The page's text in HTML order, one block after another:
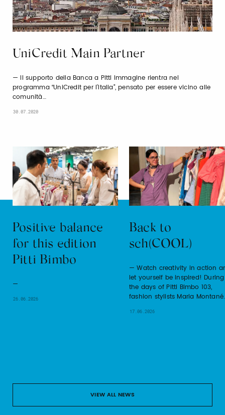
UniCredit Main Partner
Il supporto della Banca a Pitti Immagine rientra nel
programma “UniCredit per l’Italia”, pensato per essere vicino alle
comunità…
30.07.2020
Positive balance
for this edition
Pitti Bimbo
26.06.2026
Back to
sch(COOL)
Watch creativity in action
let yourself be inspired! During
the days of Pitti Bimbo 103,
fashion stylists Maria
17.06.2026
VIEW ALL NEWS